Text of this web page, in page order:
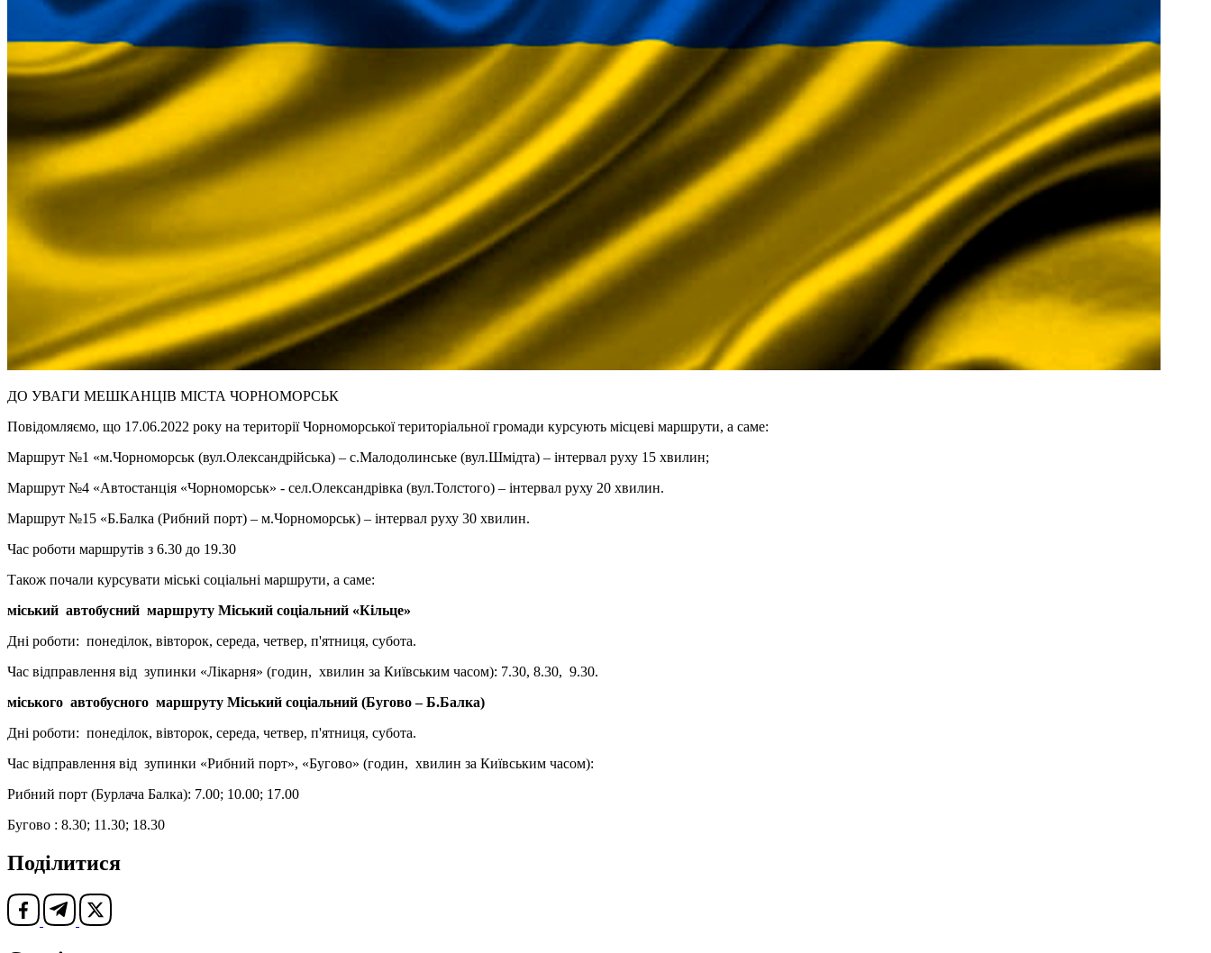
ДО УВАГИ МЕШКАНЦІВ МІСТА ЧОРНОМОРСЬК
Повідомляємо, що 17.06.2022 року на території Чорноморської територіальної громади курсують місцеві маршрути, а саме:
Маршрут №1 «м.Чорноморськ (вул.Олександрійська) – с.Малодолинське (вул.Шмідта) – інтервал руху 15 хвилин;
Маршрут №4 «Автостанція «Чорноморськ» - сел.Олександрівка (вул.Толстого) – інтервал руху 20 хвилин.
Маршрут №15 «Б.Балка (Рибний порт) – м.Чорноморськ) – інтервал руху 30 хвилин.
Час роботи маршрутів з 6.30 до 19.30
Також почали курсувати міські соціальні маршрути, а саме:
міський автобусний маршруту Міський соціальний «Кільце»
Дні роботи: понеділок, вівторок, середа, четвер, п'ятниця, субота.
Час відправлення від зупинки «Лікарня» (годин, хвилин за Київським часом): 7.30, 8.30, 9.30.
міського автобусного маршруту Міський соціальний (Бугово – Б.Балка)
Дні роботи: понеділок, вівторок, середа, четвер, п'ятниця, субота.
Час відправлення від зупинки «Рибний порт», «Бугово» (годин, хвилин за Київським часом):
Рибний порт (Бурлача Балка): 7.00; 10.00; 17.00
Бугово : 8.30; 11.30; 18.30
Поділитися